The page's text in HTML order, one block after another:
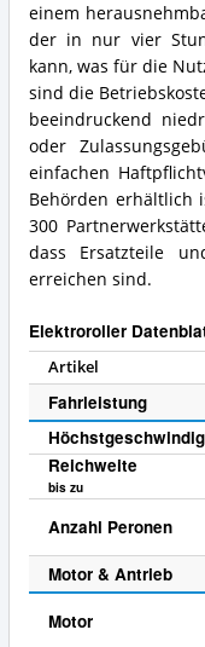
einem
der in nur vier
kann, was für die
sind die
beeindruckend
oder
einfachen
Behörden erhältlich
300
dass Ersatzteile
erreichen sind.
Elektroroller
Artikel
Fahrleistung
Reichweite
bis zu
Anzahl Peronen
Motor & Antrieb
Motor